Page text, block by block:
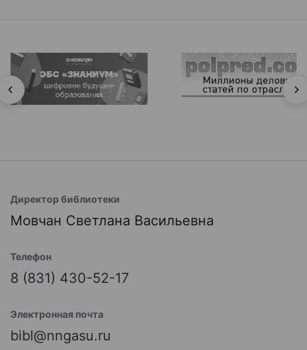
Директор библиотеки
Мовчан Светлана Васильевна
Телефон
8 (831) 430-52-17
Электронная почта
bibl@nngasu.ru